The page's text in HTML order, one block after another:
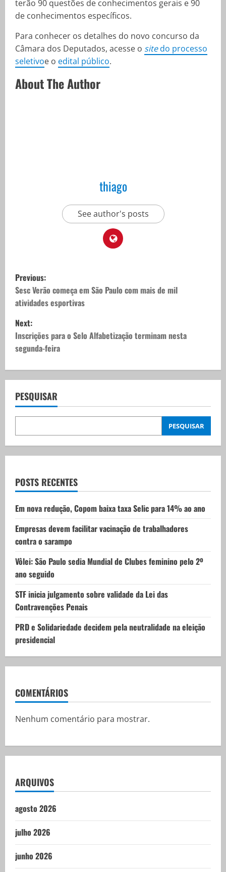
terão 90 questões de conhecimentos gerais e 90
de conhecimentos específicos.
Para conhecer os detalhes do novo concurso da
Câmara dos Deputados, acesse o sitedo processo
seletivoe o edital público.
About The Author
thiago
See author's posts
P
o
s
t
n
a
v
i
g
t
i
o
n
Previous:
Sesc Verão começa em São Paulo com mais de mil
atividades esportivas
Next:
Inscrições para o Selo Alfabetização terminam nesta
segunda-feira
PESQUISAR
PESQUISAR
POSTS RECENTES
Em nova redução, Copom baixa taxa Selic para 14% ao ano
Empresas devem facilitar vacinação de trabalhadores
contra o sarampo
Vôlei: São Paulo sedia Mundial de Clubes feminino pelo 2º
ano seguido
STF inicia julgamento sobre validade da Lei das
Contravenções Penais
PRD e Solidariedade decidem pela neutralidade na eleição
presidencial
COMENTÁRIOS
Nenhum comentário para mostrar.
ARQUIVOS
agosto 2026
julho 2026
junho 2026